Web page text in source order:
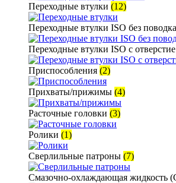
Переходные втулки (12)
Переходные втулки ISO без поводка
Переходные втулки ISO с
Приспособления (2)
Прихваты/прижимы (4)
Расточные головки (3)
Ролики (1)
Сверлильные патроны (7)
Смазочно-охлаждающая жидкость